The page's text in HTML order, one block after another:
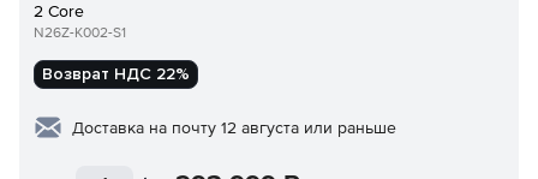
2 Core
N26Z-K002-S1
Возврат НДС 22%
Доставка на почту 12 августа или раньше